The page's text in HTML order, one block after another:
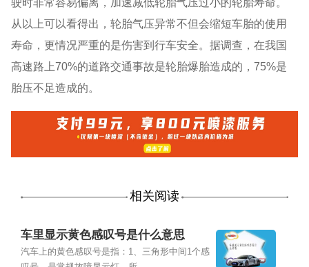
从以上可以看得出，轮胎气压异常不但会缩短车胎的使用
寿命，更情况严重的是伤害到行车安全。据调查，在我国
高速路上70%的道路交通事故是轮胎爆胎造成的，75%是
胎压不足造成的。
相关阅读
车里显示黄色感叹号是什么意思
汽车上的黄色感叹号是指：1、三角形中间1个感